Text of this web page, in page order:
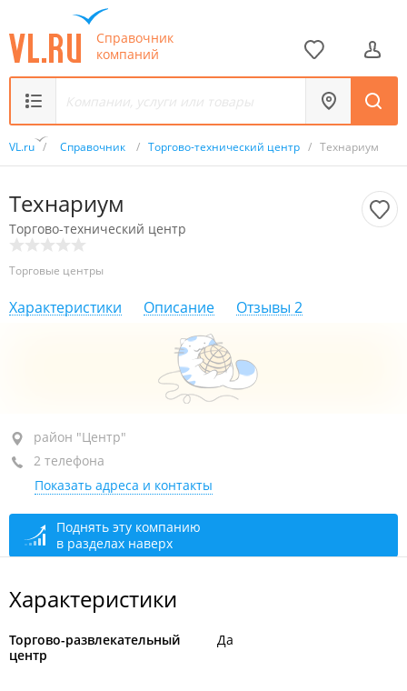
Справочник
компаний
VL.ru / Справочник / Торгово-технический центр / Технариум
Технариум
Торгово-технический центр
Торговые центры
Характеристики Описание Отзывы 2
район "Центр", ул. Дальзаводская, 4
+7 (423) 246-48-48
+7 (423) 246-48-46
сегодня закрыто
район "Центр"
2 телефона
Показать адреса и контакты
Поднять эту компанию
в разделах наверх
Характеристики
Торгово-развлекательный
центр
Да